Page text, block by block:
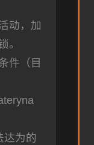
动，加
。
件（目
达为的